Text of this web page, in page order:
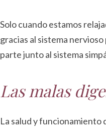
Solo cuando estamos
gracias al sistema
parte junto al sistema
Las malas
La salud y